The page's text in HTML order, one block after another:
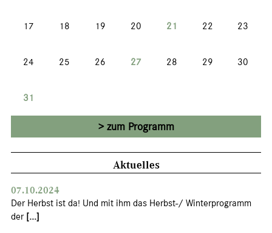
17 18 19 20 21 22 23
24 25 26 27 28 29 30
31
zum Programm
Aktuelles
07.10.2024
Der Herbst ist da! Und mit ihm das Herbst-/ Winterprogramm
der [...]